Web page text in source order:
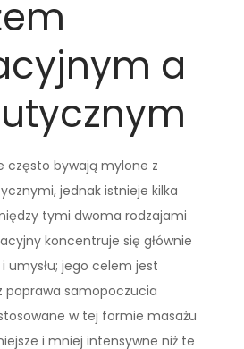
a
często bywają mylone z
jednak istnieje kilka
tymi dwoma rodzajami
koncentruje się głównie
umysłu; jego celem jest
poprawa samopoczucia
w tej formie masażu
i mniej intensywne niż te